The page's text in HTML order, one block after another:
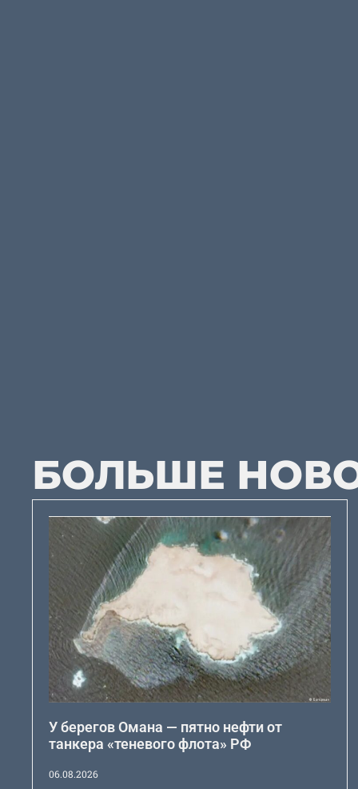
БОЛЬШЕ
У берегов Омана — пятно нефти от
танкера «теневого флота» РФ
06.08.2026